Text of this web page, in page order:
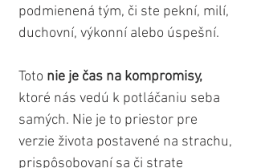
podmienená tým, či ste pekní, milí,
duchovní, výkonní alebo úspešní.
Toto nie je čas na kompromisy,
ktoré nás vedú k potláčaniu seba
samých. Nie je to priestor pre
verzie života postavené na strachu,
prispôsobovaní sa či strate